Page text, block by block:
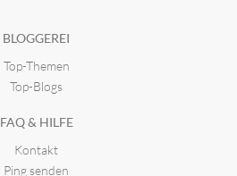
BLOGGEREI
Top-Themen
Top-Blogs
FAQ & HILFE
Kontakt
Ping senden